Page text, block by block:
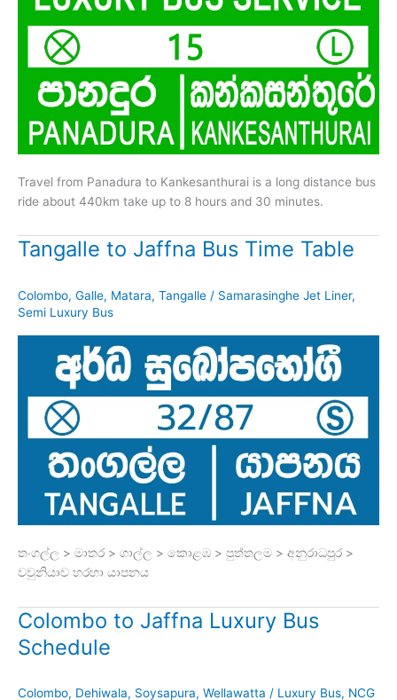
Travel from Panadura to Kankesanthurai is a long distance bus
ride about 440km take up to 8 hours and 30 minutes.
Tangalle to Jaffna Bus Time Table
Colombo, Galle, Matara, Tangalle / Samarasinghe Jet Liner,
Semi Luxury Bus
තංගල්ල > මාතර > ගාල්ල > කොළඹ > පුත්තලම > අනුරාධපුර >
වවුනියාව හරහා යාපනය
Colombo to Jaffna Luxury Bus
Schedule
Colombo, Dehiwala, Soysapura, Wellawatta / Luxury Bus, NCG